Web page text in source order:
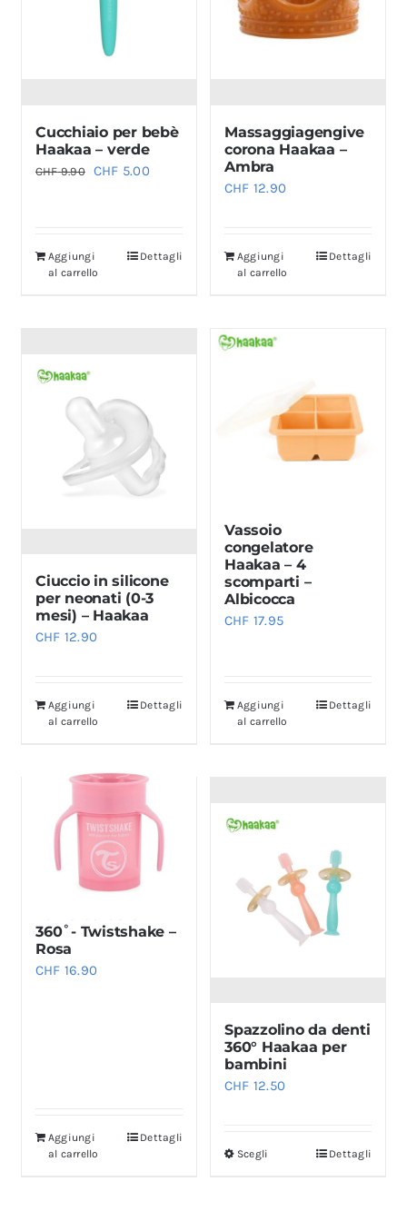
Cucchiaio per bebè
Haakaa – verde
CHF9.90
Il
CHF 9.90.
CHF 5.00Il
Aggiungi
al carrello
Dettagli
Massaggiagengive
corona Haakaa –
Ambra
CHF 12.90
Aggiungi
al carrello
Dettagli
Ciuccio in silicone
per neonati (0-3
mesi) – Haakaa
CHF 12.90
Aggiungi
al carrello
Dettagli
Vassoio
congelatore
Haakaa – 4
scomparti –
Albicocca
CHF 17.95
Aggiungi
al carrello
Dettagli
360˚- Twistshake –
Rosa
CHF 16.90
Aggiungi
al carrello
Dettagli
Spazzolino da denti
360° Haakaa per
bambini
CHF 12.50
Scegli Dettagli